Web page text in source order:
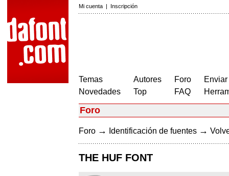
Mi cuenta | Inscripción
Temas
Novedades
Autores
Top
Foro
FAQ
Foro
Foro → Identificación de fuentes →
THE HUF FONT